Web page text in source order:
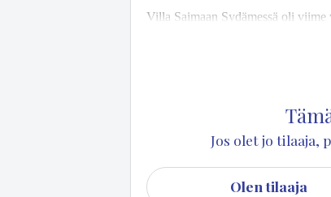
Vil­la Sai­maan Sy­dä­mes­sä oli
Jos olet jo tilaaja,
Olen tilaaja